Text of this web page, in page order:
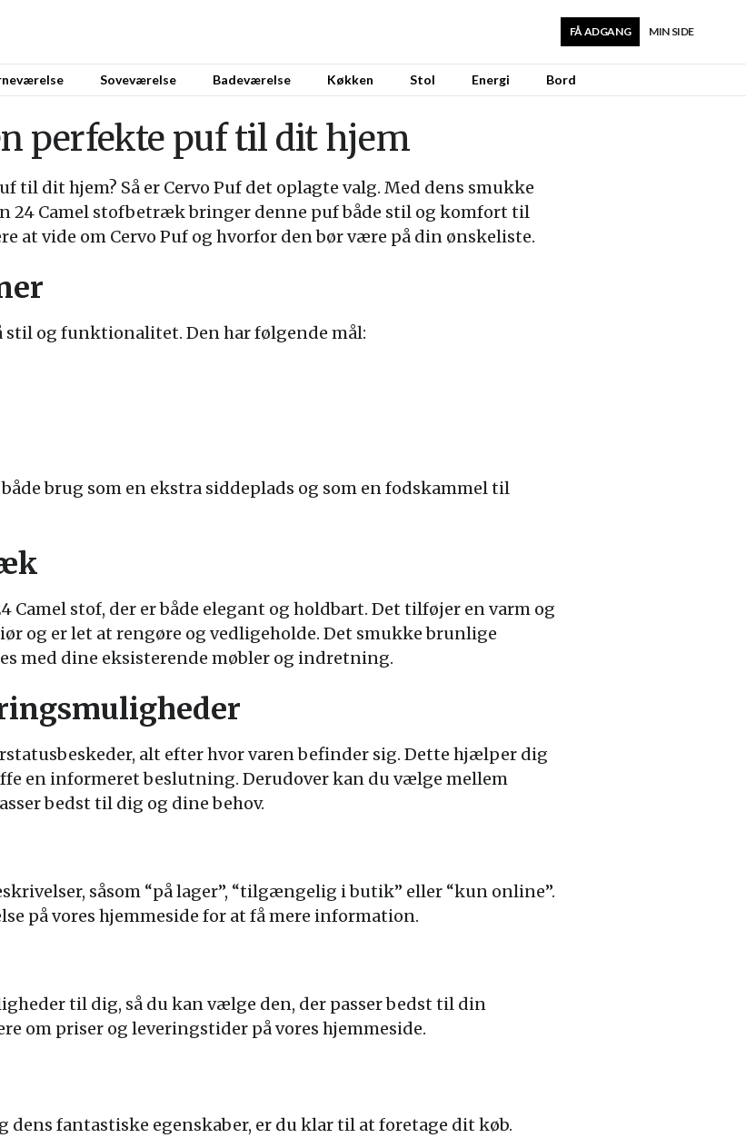
MIN SIDE
FÅ ADGANG
Soveværelse Badeværelse Køkken Stol Energi Bord
perfekte puf til dit hjem
til dit hjem? Så er Cervo Puf det oplagte valg. Med dens smukke
24 Camel stofbetræk bringer denne puf både stil og komfort til
at vide om Cervo Puf og hvorfor den bør være på din ønskeliste.
stil og funktionalitet. Den har følgende mål:
brug som en ekstra siddeplads og som en fodskammel til
Camel stof, der er både elegant og holdbart. Det tilføjer en varm og
og er let at rengøre og vedligeholde. Det smukke brunlige
med dine eksisterende møbler og indretning.
alt efter hvor varen befinder sig. Dette hjælper dig
en informeret beslutning. Derudover kan du vælge mellem
bedst til dig og dine behov.
såsom “på lager”, “tilgængelig i butik” eller “kun online”.
på vores hjemmeside for at få mere information.
til dig, så du kan vælge den, der passer bedst til din
om priser og leveringstider på vores hjemmeside.
dens fantastiske egenskaber, er du klar til at foretage dit køb.